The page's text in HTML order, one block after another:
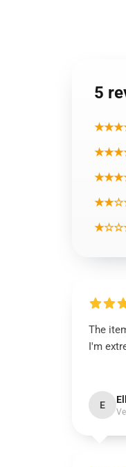
5
The
I'm
E